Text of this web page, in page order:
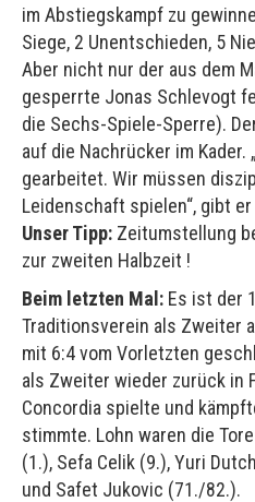
im Abstiegskampf zu
Siege, 2 Unentschieden, 5
Aber nicht nur der aus dem
gesperrte Jonas Schlevogt
die Sechs-Spiele-Sperre).
auf die Nachrücker im Kader.
gearbeitet. Wir müssen
Leidenschaft spielen“, gibt
Unser Tipp: Zeitumstellung
zur zweiten Halbzeit !
Beim letzten Mal: Es ist der
Traditionsverein als Zweiter
mit 6:4 vom Vorletzten
als Zweiter wieder zurück in
Concordia spielte und
stimmte. Lohn waren die
(1.), Sefa Celik (9.), Yuri
und Safet Jukovic (71./82.).